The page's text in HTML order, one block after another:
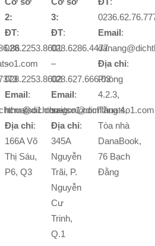
2:
ĐT:
028.2253.8601
–
028.2253.8602
Email:
hcm@dichthuatso1.com
Địa chỉ:
166A Võ
Thị Sáu,
P6, Q3
3:
ĐT:
028.6286.4477
–
028.627.666.03
Email:
saigon@dichthuatso1.com
Địa chỉ:
345A
Nguyễn
Trãi, P.
Nguyễn
Cư
Trinh,
Q.1
Email:
Địa chỉ:
Phòng
4.2.3,
Tầng 4,
Tòa nhà
DanaBook,
76 Bạch
Đằng